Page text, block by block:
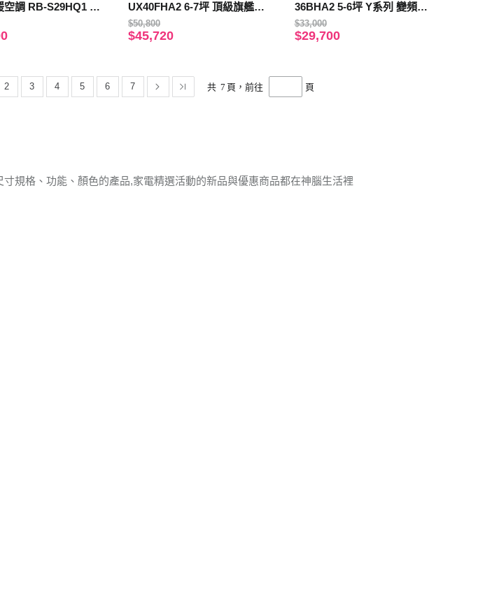
空調 RB-S29HQ1 R
UX40FHA2 6-7坪 頂級旗艦系
列冷暖空調
$50,800
$45,720
36BHA2 5-6坪 Y系列 變頻冷
暖空調
$33,000
$29,700
2 3 4 5 6 7 共 7 頁，前往 頁
規格、功能、顏色的產品,家電精選活動的新品與優惠商品都在神腦生活裡